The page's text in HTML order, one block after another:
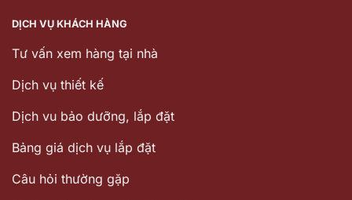
DỊCH VỤ KHÁCH HÀNG
Tư vấn xem hàng tại nhà
Dịch vụ thiết kế
Dịch vu bảo dưỡng, lắp đặt
Bảng giá dịch vụ lắp đặt
Câu hỏi thường gặp